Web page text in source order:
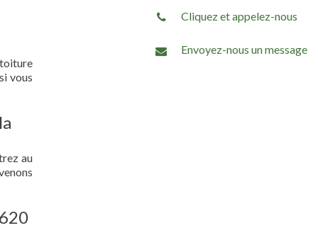
vous
au
Cliquez et appelez-nous
Envoyez-nous un message